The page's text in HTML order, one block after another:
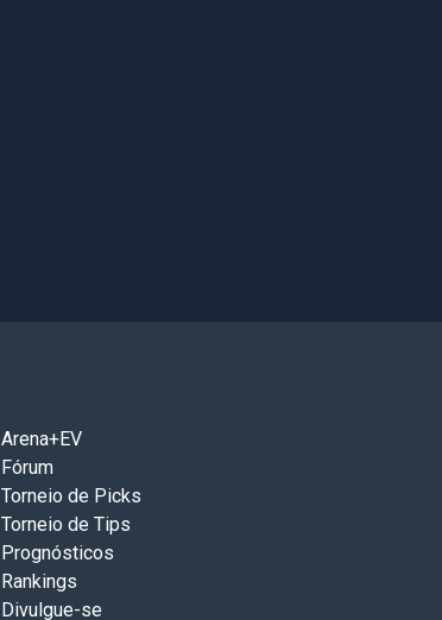
Arena+EV
Fórum
Torneio de Picks
Torneio de Tips
Prognósticos
Rankings
Divulgue-se